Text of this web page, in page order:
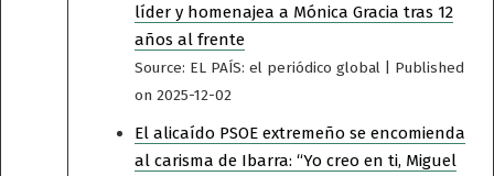
líder y homenajea a Mónica Gracia tras 12
años al frente
Source: EL PAÍS: el periódico global
Published
on 2025-12-02
El alicaído PSOE extremeño se encomienda
al carisma de Ibarra: “Yo creo en ti, Miguel